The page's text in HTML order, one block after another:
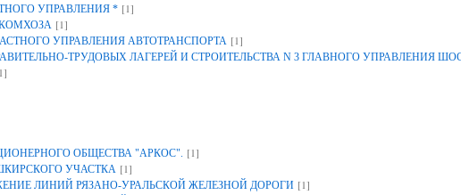
УПРАВЛЕНИЯ * [1]
[1]
УПРАВЛЕНИЯ АВТОТРАНСПОРТА [1]
ТРУДОВЫХ ЛАГЕРЕЙ И СТРОИТЕЛЬСТВА N 3 ГЛАВНОГО УПРАВЛЕНИЯ
ОБЩЕСТВА "АРКОС". [1]
УЧАСТКА [1]
ЛИНИЙ РЯЗАНО-УРАЛЬСКОЙ ЖЕЛЕЗНОЙ ДОРОГИ [1]